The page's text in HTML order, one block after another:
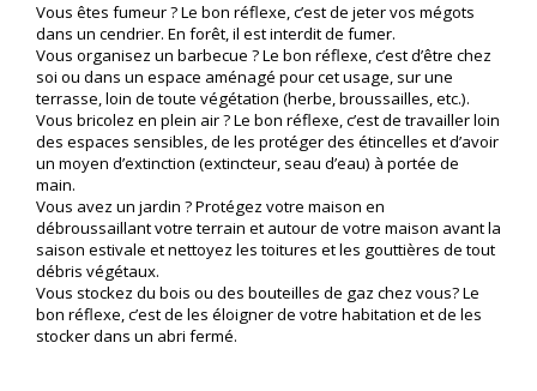
Vous êtes fumeur ? Le bon réflexe, c’est de jeter vos mégots
dans un cendrier. En forêt, il est interdit de fumer.
Vous organisez un barbecue ? Le bon réflexe, c’est d’être chez
soi ou dans un espace aménagé pour cet usage, sur une
terrasse, loin de toute végétation (herbe, broussailles, etc.).
Vous bricolez en plein air ? Le bon réflexe, c’est de travailler loin
des espaces sensibles, de les protéger des étincelles et d’avoir
un moyen d’extinction (extincteur, seau d’eau) à portée de
main.
Vous avez un jardin ? Protégez votre maison en
débroussaillant votre terrain et autour de votre maison avant la
saison estivale et nettoyez les toitures et les gouttières de tout
débris végétaux.
Vous stockez du bois ou des bouteilles de gaz chez vous? Le
bon réflexe, c’est de les éloigner de votre habitation et de les
stocker dans un abri fermé.